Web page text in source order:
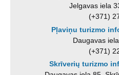
Jelgavas iela
(+371)
Pļaviņu turizmo
Daugavas
(+371)
Skrīverių turizmo